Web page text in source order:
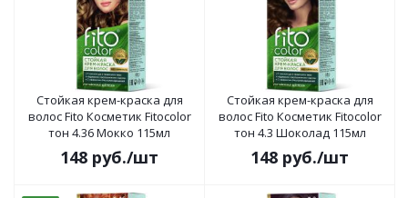
Стойкая крем-краска для
волос Fito Косметик Fitocolor
тон 4.36 Мокко 115мл
148 руб./шт
Стойкая крем-краска для
волос Fito Косметик Fitocolor
тон 4.3 Шоколад 115мл
148 руб./шт